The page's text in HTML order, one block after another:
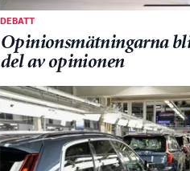
DEBATT
Opinionsmätningarna
del av opinionen